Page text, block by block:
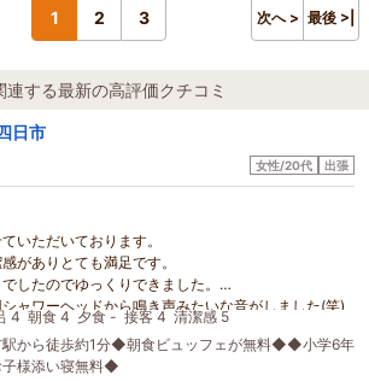
1 2 3 次へ > 最後 >|
連する最新の高評価クチコミ
日市
女性/20代 出張
いただいております。
がありとても満足です。
したのでゆっくりできました。
ャワーヘッドから鳴き声みたいな音がしました(笑)
ンをしますが、ホテルの駐車場が空いていたことが
ようで封鎖されておりました。
4 朝食 4 夕食 - 接客 4 清潔感 5
駅から徒歩約1分◆朝食ビュッフェが無料◆◆小学6年
子様添い寝無料◆